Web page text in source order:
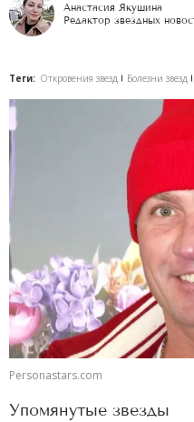
Анастасия Якушина
Редактор звездных
Теги: Откровения звезд Болезни звезд
Personastars.com
Упомянутые звезды